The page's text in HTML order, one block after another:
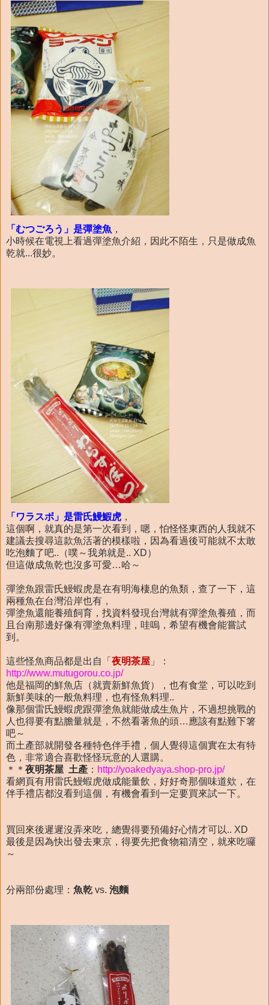
「むつごろう」是彈塗魚 ，
小時候在電視上看過彈塗魚介紹，因此不陌生，只是做成魚
乾就...很妙。
「ワラスボ」是雷氏鰻鰕虎 ，
這個啊，就真的是第一次看到，嗯，怕怪怪東西的人我就不
建議去搜尋這款魚活著的模樣啦，因為看過後可能就不太敢
吃泡麵了吧..（噗～我弟就是.. XD）
但這做成魚乾也沒多可愛…哈～
彈塗魚跟雷氏鰻蝦虎是在有明海棲息的魚類，查了一下，這
兩種魚在台灣沿岸也有，
彈塗魚還能養殖飼育，找資料發現台灣就有彈塗魚養殖，而
且台南那邊好像有彈塗魚料理，哇嗚，希望有機會能嘗試
到。
這些怪魚商品都是出自「 夜明茶屋 」：
http://www.mutugorou.co.jp/
他是福岡的鮮魚店（就賣新鮮魚貨），也有食堂，可以吃到
新鮮美味的一般魚料理，也有怪魚料理..
像那個雷氏鰻蝦虎跟彈塗魚就能做成生魚片，不過想挑戰的
人也得要有點膽量就是，不然看著魚的頭…應該有點難下箸
吧～
而土產部就開發各種特色伴手禮，個人覺得這個實在太有特
色，非常適合喜歡怪怪玩意的人選購。
＊＊ 夜明茶屋 土產 ： http://yoakedyaya.shop-pro.jp/
看網頁有用雷氏鰻蝦虎做成能量飲，好好奇那個味道欸，在
伴手禮店都沒看到這個，有機會看到一定要買來試一下。
買回來後遲遲沒弄來吃，總覺得要預備好心情才可以.. XD
最後是因為快出發去東京，得要先把食物箱清空，就來吃囉
～
分兩部份處理： 魚乾 vs. 泡麵